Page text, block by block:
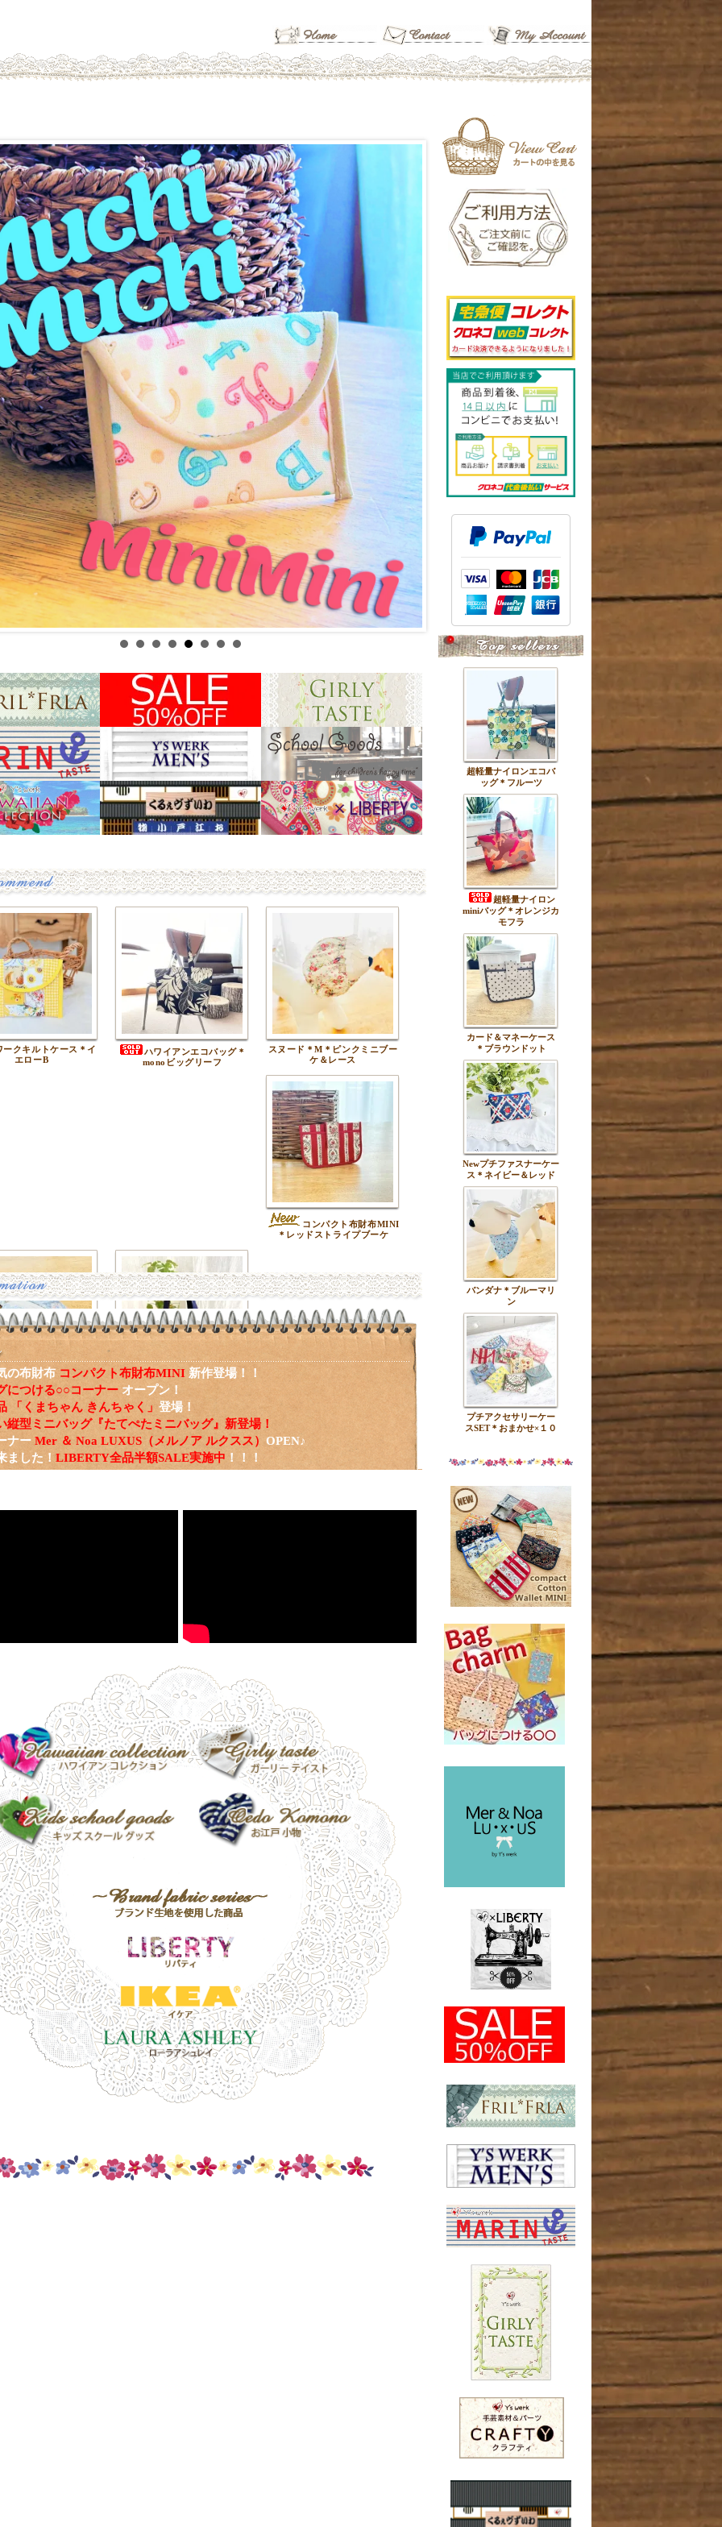
ークキルトケース＊イ
エローB
ハワイアンエコバッグ＊
monoビッグリーフ
スヌード＊M＊ピンクミニブー
ケ＆レース
コンパクト布財布MINI
＊レッドストライプブーケ
バッグチャームファス
チ＊ブルースクエアフ
ラワー
ハートアップリケのミ
ニトート＊ネイビー
の布財布 コンパクト布財布MINI 新作登場！！
につける○○コーナー オープン！
「くまちゃん きんちゃく」 登場！
縦型ミニバッグ『たてぺたミニバッグ』新登場！
ナー Mer ＆ Noa LUXUS（メルノア ルクスス） OPEN♪
した！ LIBERTY全品半額SALE実施中 ！！！
超軽量ナイロンエコバ
ッグ＊フルーツ
超軽量ナイロン
miniバッグ＊オレンジカ
モフラ
カード＆マネーケース
＊ブラウンドット
Newプチファスナーケー
ス＊ネイビー＆レッド
バンダナ＊ブルーマリ
ン
プチアクセサリーケー
スSET＊おまかせ×１０